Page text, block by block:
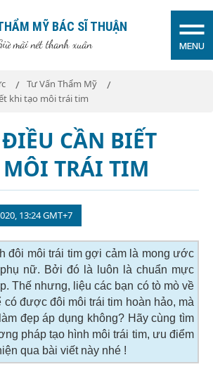
MỸ BÁC SĨ THUẬN
mãi nét thanh xuân MENU
Tư Vấn Thẩm Mỹ
khi tạo môi trái tim
CẦN BIẾT
TRÁI TIM
13:24 GMT+7
đôi môi trái tim gợi cảm là mong ước
nữ. Bởi đó là luôn là chuẩn mực
Thế nhưng, liệu các bạn có tò mò về
được đôi môi trái tim hoàn hảo, mà
đẹp áp dụng không? Hãy cùng tìm
pháp tạo hình môi trái tim, ưu điểm
qua bài viết này nhé !